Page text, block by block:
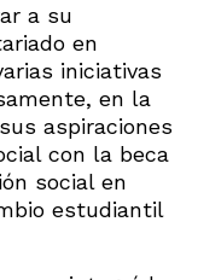
a su
en
iniciativas
en la
aspiraciones
con la beca
social en
estudiantil